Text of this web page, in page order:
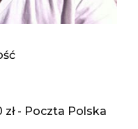
zł - Poczta Polska